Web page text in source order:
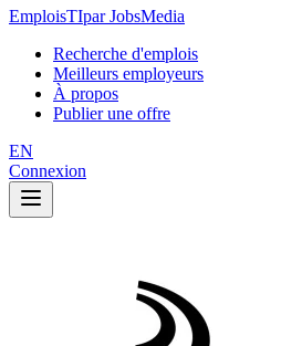
EmploisTIpar JobsMedia
Recherche d'emplois
Meilleurs employeurs
À propos
Publier une offre
EN
Connexion